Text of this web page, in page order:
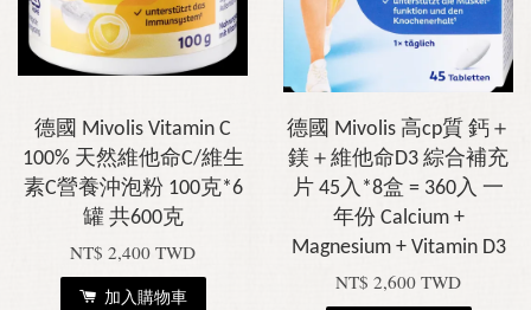
德國 Mivolis Vitamin C
100% 天然維他命C/維生
素C營養沖泡粉 100克*6
罐 共600克
NT$ 2,400 TWD
加入購物車
德國 Mivolis 高cp質 鈣＋
鎂＋維他命D3 綜合補充
片 45入*8盒 = 360入 一
年份 Calcium +
Magnesium + Vitamin D3
NT$ 2,600 TWD